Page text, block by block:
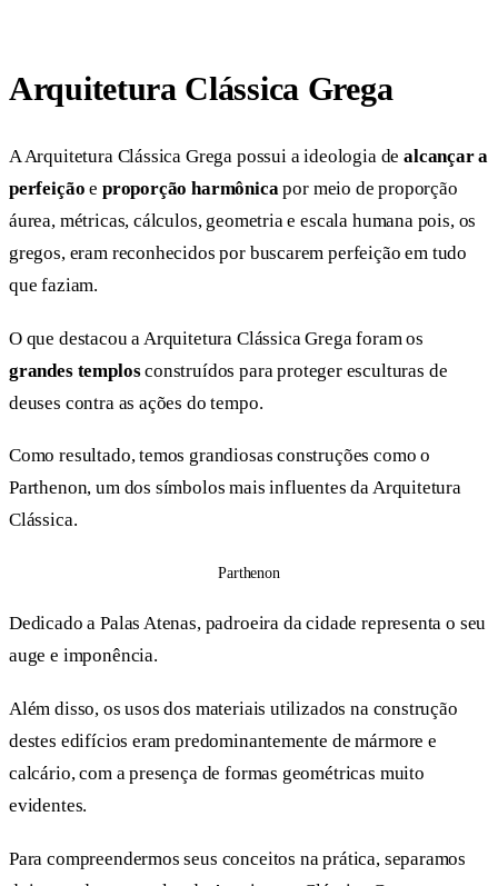
Arquitetura Clássica Grega
A Arquitetura Clássica Grega possui a ideologia dealcançar a
perfeição e proporção harmônicapor meio de proporção
áurea, métricas, cálculos, geometria e escala humana pois, os
gregos, eram reconhecidos por buscarem perfeição em tudo
que faziam.
O que destacou a Arquitetura Clássica Grega foram os
grandes templosconstruídos para proteger esculturas de
deuses contra as ações do tempo.
Como resultado, temos grandiosas construções como o
Parthenon, um dos símbolos mais influentes da Arquitetura
Clássica.
Parthenon
Dedicado a Palas Atenas, padroeira da cidade representa o seu
auge e imponência.
Além disso, os usos dos materiais utilizados na construção
destes edifícios eram predominantemente de mármore e
calcário, com a presença de formas geométricas muito
evidentes.
Para compreendermos seus conceitos na prática, separamos